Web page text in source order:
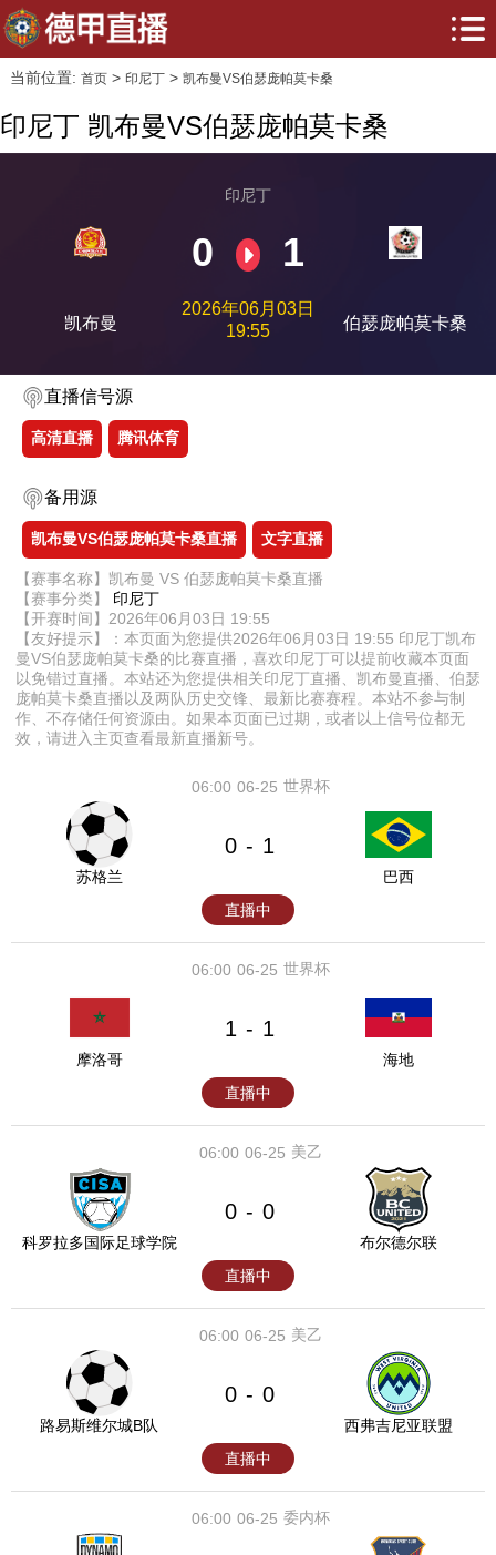
当前位置: 首页> 印尼丁> 凯布曼VS伯瑟庞帕莫卡桑
印尼丁 凯布曼VS伯瑟庞帕莫卡桑
凯布曼
印尼丁
0 1
2026年06月03日
19:55
伯瑟庞帕莫卡桑
直播信号源
高清直播 腾讯体育
备用源
凯布曼VS伯瑟庞帕莫卡桑直播 文字直播
【赛事名称】凯布曼 VS 伯瑟庞帕莫卡桑直播
【赛事分类】 印尼丁
【开赛时间】2026年06月03日 19:55
【友好提示】：本页面为您提供2026年06月03日 19:55 印尼丁凯布
曼VS伯瑟庞帕莫卡桑的比赛直播，喜欢印尼丁可以提前收藏本页面
以免错过直播。本站还为您提供相关印尼丁直播、凯布曼直播、伯瑟
庞帕莫卡桑直播以及两队历史交锋、最新比赛赛程。本站不参与制
作、不存储任何资源由。如果本页面已过期，或者以上信号位都无
效，请进入主页查看最新直播新号。
06-25
06:00 世界杯
苏格兰
0 - 1
巴西
直播中
06-25
06:00 世界杯
摩洛哥
1 - 1
海地
直播中
06-25
06:00 美乙
科罗拉多国际足球学院
0 - 0
布尔德尔联
直播中
06-25
06:00 美乙
路易斯维尔城B队
0 - 0
西弗吉尼亚联盟
直播中
06-25
06:00 委内杯